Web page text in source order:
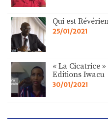
Qui est
25/01/2021
« La Cicatrice
Editions Iwacu
30/01/2021